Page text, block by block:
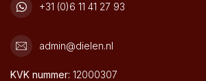
+31 (0)6 11 41 27 93
admin@dielen.nl
KVK nummer: 12000307